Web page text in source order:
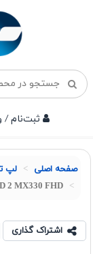
ثبت‌نام /
صفحه اصلی لپ
2 MX330 FHD
اشتراک گذاری